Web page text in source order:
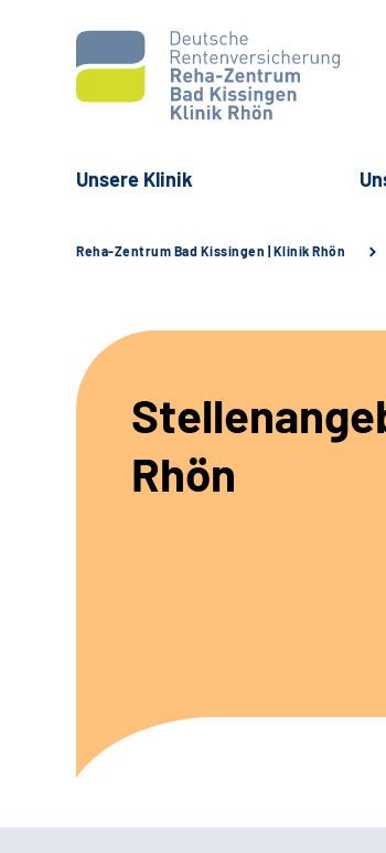
Unsere Klinik
Reha-Zentrum Bad Kissingen | Klinik Rhön
Rhön